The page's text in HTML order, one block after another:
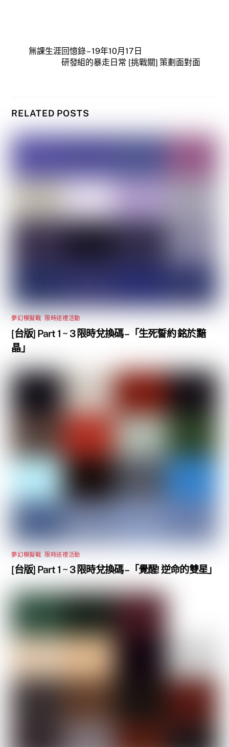
無課生涯回憶錄 – 19年10月17日
研發組的暴走日常 [挑戰關] 策劃面對面
RELATED POSTS
夢幻模擬戰 限時送禮活動
[台版] Part 1 ~ 3 限時兌換碼 –「生死誓約 銘於黯
晶」
夢幻模擬戰 限時送禮活動
[台版] Part 1 ~ 3 限時兌換碼 –「覺醒! 逆命的雙星」